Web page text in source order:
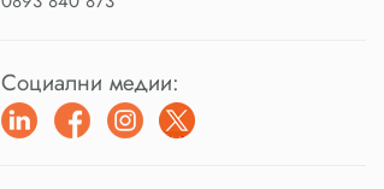
Социални медии: